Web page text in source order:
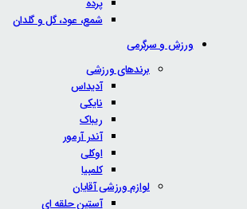
پرده
شمع، عود، گل و گلدان
ورزش و سرگرمی
برندهای ورزشی
آدیداس
نایکی
ریباک
آندر آرمور
اوکلی
کلمبیا
لوازم ورزشی آقایان
آستین حلقه ای